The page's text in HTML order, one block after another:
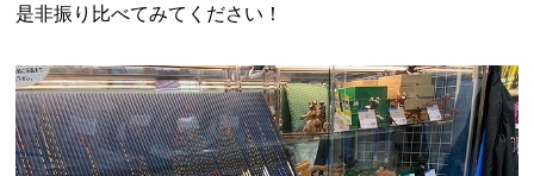
是非振り比べてみてください！